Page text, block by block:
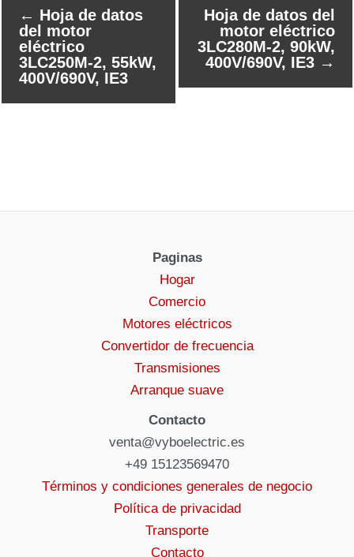
← Hoja de datos
del motor
eléctrico
3LC250M-2, 55kW,
400V/690V, IE3
Hoja de datos del
motor eléctrico
3LC280M-2, 90kW,
400V/690V, IE3 →
Paginas
Hogar
Comercio
Motores eléctricos
Convertidor de frecuencia
Transmisiones
Arranque suave
Contacto
venta@vyboelectric.es
+49 15123569470
Términos y condiciones generales de negocio
Política de privacidad
Transporte
Contacto